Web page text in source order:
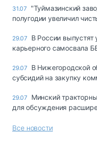
31.07
"Туймазинский
полугодии увеличил
29.07
В России
карьерного самосвала
29.07
В Нижегородской
субсидий на закупку
29.07
Минский
для обсуждения
Все новости